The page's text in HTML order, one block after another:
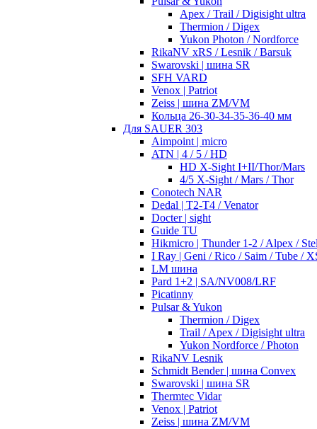
Apex / Trail / Digisight ultra
Thermion / Digex
Yukon Photon / Nordforce
RikaNV xRS / Lesnik / Barsuk
Swarovski | шина SR
SFH VARD
Venox | Patriot
Zeiss | шина ZM/VM
Кольца 26-30-34-35-36-40 мм
Для SAUER 303
Aimpoint | micro
ATN | 4 / 5 / HD
HD X-Sight I+II/Thor/Mars
4/5 X-Sight / Mars / Thor
Conotech NAR
Dedal | T2-T4 / Venator
Docter | sight
Guide TU
Hikmicro | Thunder 1-2 / Alpex /
I Ray | Geni / Rico / Saim / Tube /
LM шина
Pard 1+2 | SA/NV008/LRF
Picatinny
Pulsar & Yukon
Thermion / Digex
Trail / Apex / Digisight ultra
Yukon Nordforce / Photon
RikaNV Lesnik
Schmidt Bender | шина Convex
Swarovski | шина SR
Thermtec Vidar
Venox | Patriot
Zeiss | шина ZM/VM